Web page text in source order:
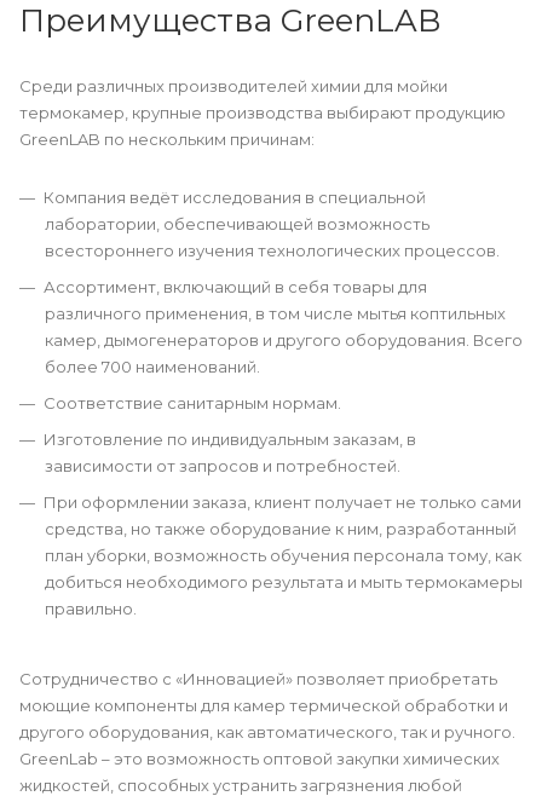
Преимущества GreenLAB
Среди различных производителей химии для мойки
термокамер, крупные производства выбирают продукцию
GreenLAB по нескольким причинам:
Компания ведёт исследования в специальной
лаборатории, обеспечивающей возможность
всестороннего изучения технологических процессов.
Ассортимент, включающий в себя товары для
различного применения, в том числе мытья коптильных
камер, дымогенераторов и другого оборудования. Всего
более 700 наименований.
Соответствие санитарным нормам.
Изготовление по индивидуальным заказам, в
зависимости от запросов и потребностей.
При оформлении заказа, клиент получает не только сами
средства, но также оборудование к ним, разработанный
план уборки, возможность обучения персонала тому, как
добиться необходимого результата и мыть термокамеры
правильно.
Сотрудничество с «Инновацией» позволяет приобретать
моющие компоненты для камер термической обработки и
другого оборудования, как автоматического, так и ручного.
GreenLab – это возможность оптовой закупки химических
жидкостей, способных устранить загрязнения любой